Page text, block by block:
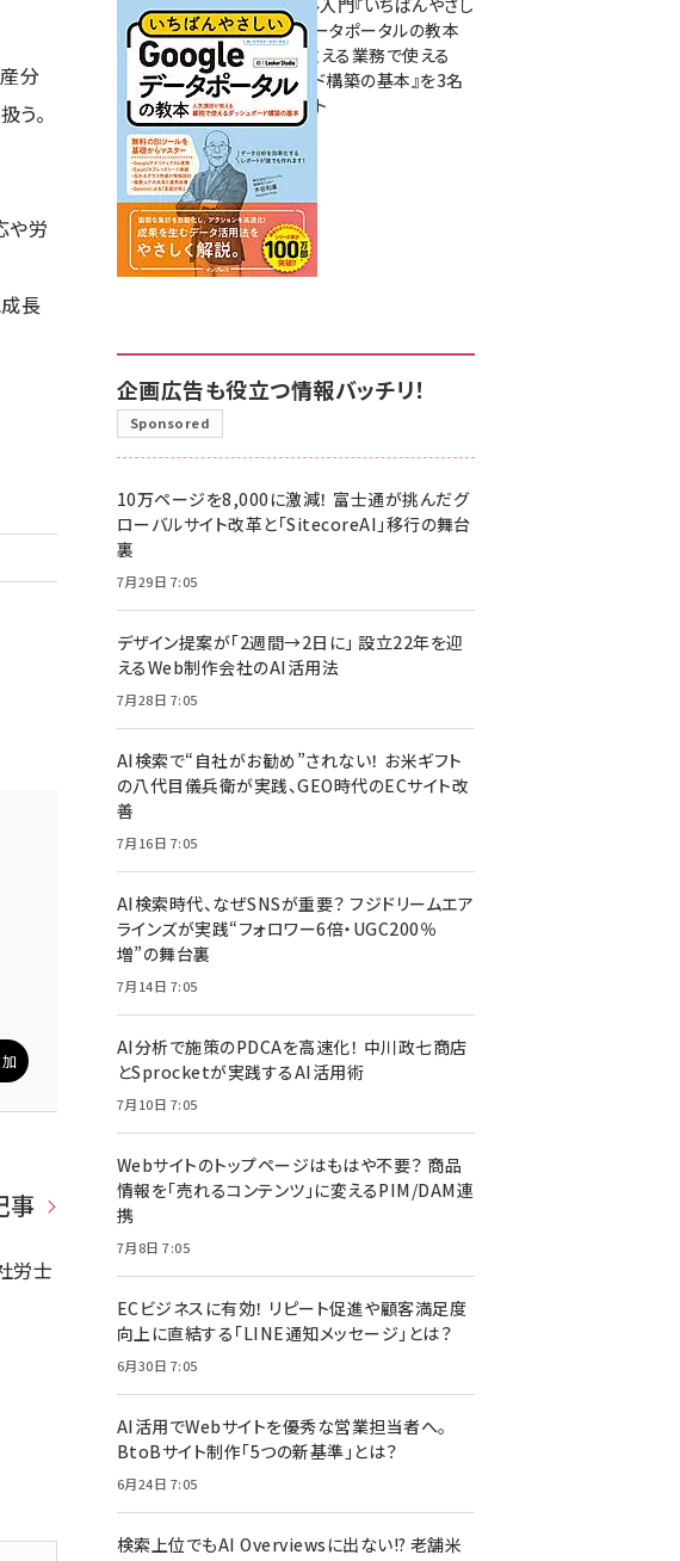
分
う。
や労
長
事
労士
無料BIツール入門『いちばんやさし
いGoogleデータポータルの教本
人気講師が教える業務で使える
ダッシュボード構築の基本』を3名
様にプレゼント
7月31日 10:00
企画広告も役立つ情報バッチリ！
Sponsored
10万ページを8,000に激減！ 富士通が挑んだグ
ローバルサイト改革と「SitecoreAI」移行の舞台
裏
7月29日 7:05
デザイン提案が「2週間→2日に」 設立22年を迎
えるWeb制作会社のAI活用法
7月28日 7:05
AI検索で“自社がお勧め”されない！ お米ギフト
の八代目儀兵衛が実践、GEO時代のECサイト改
善
7月16日 7:05
AI検索時代、なぜSNSが重要？ フジドリームエア
ラインズが実践“フォロワー6倍・UGC200％
増”の舞台裏
7月14日 7:05
AI分析で施策のPDCAを高速化！ 中川政七商店
とSprocketが実践するAI活用術
7月10日 7:05
Webサイトのトップページはもはや不要？ 商品
情報を「売れるコンテンツ」に変えるPIM/DAM連
携
7月8日 7:05
ECビジネスに有効！ リピート促進や顧客満足度
向上に直結する「LINE通知メッセージ」とは？
6月30日 7:05
AI活用でWebサイトを優秀な営業担当者へ。
BtoBサイト制作「5つの新基準」とは？
6月24日 7:05
検索上位でもAI Overviewsに出ない!? 老舗米